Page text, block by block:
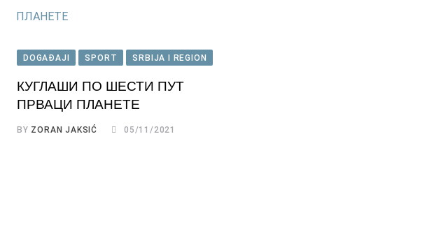
DOGAĐAJI SPORT SRBIJA I REGION
КУГЛАШИ ПО ШЕСТИ ПУТ
ПРВАЦИ ПЛАНЕТЕ
BY ZORAN JAKSIĆ 05/11/2021